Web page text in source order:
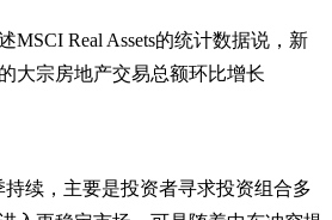
MSCI Real Assets的统计数据说，新
大宗房地产交易总额环比增长
续，主要是投资者寻求投资组合多